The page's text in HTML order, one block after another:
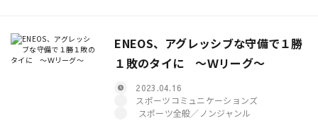
ENEOS、アグレッシブな守備で１勝
１敗のタイに ～Ｗリーグ～
2023.04.16
スポーツコミュニケーションズ
スポーツ全般／ノンジャンル